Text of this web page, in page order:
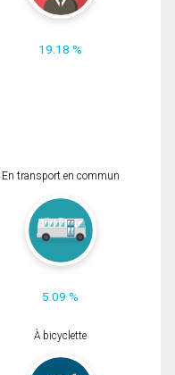
19.18 %
En transport en commun
5.09 %
À bicyclette